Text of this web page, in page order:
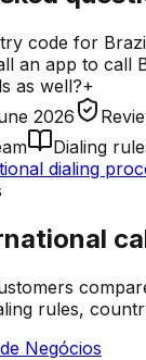
code for
an app to call
as well?+
2026
Dialing
dialing
rules,
Negócios